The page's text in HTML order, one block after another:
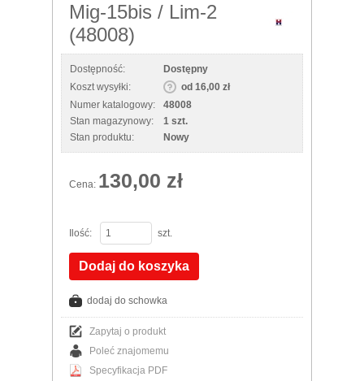
Mig-15bis / Lim-2
(48008)
Dostępność:
Dostępny
Koszt wysyłki:
od 16,00 zł
Numer katalogowy:
48008
Stan magazynowy:
1 szt.
Stan produktu:
Nowy
Cena: 130,00 zł
Ilość: szt.
Dodaj do koszyka
dodaj do schowka
Zapytaj o produkt
Poleć znajomemu
Specyfikacja PDF